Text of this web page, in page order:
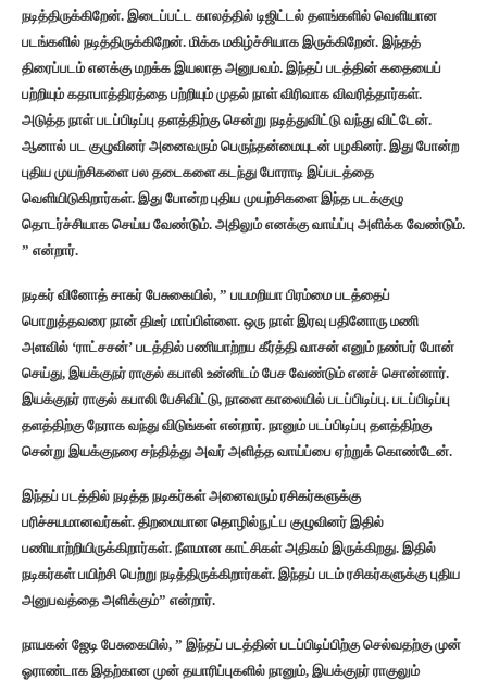
நடித்திருக்கிறேன். இடைப்பட்ட காலத்தில் டிஜிட்டல் தளங்களில் வெளியான
படங்களில் நடித்திருக்கிறேன். மிக்க மகிழ்ச்சியாக இருக்கிறேன். இந்தத்
திரைப்படம் எனக்கு மறக்க இயலாத அனுபவம். இந்தப் படத்தின் கதையைப்
பற்றியும் கதாபாத்திரத்தை பற்றியும் முதல் நாள் விரிவாக விவரித்தார்கள்.
அடுத்த நாள் படப்பிடிப்பு தளத்திற்கு சென்று நடித்துவிட்டு வந்து விட்டேன்.
ஆனால் பட குழுவினர் அனைவரும் பெருந்தன்மையுடன் பழகினர். இது போன்ற
புதிய முயற்சிகளை பல தடைகளை கடந்து போராடி இப்படத்தை
வெளியிடுகிறார்கள். இது போன்ற புதிய முயற்சிகளை இந்த படக்குழு
தொடர்ச்சியாக செய்ய வேண்டும். அதிலும் எனக்கு வாய்ப்பு அளிக்க வேண்டும்.
” என்றார்.
நடிகர் வினோத் சாகர் பேசுகையில், ” பயமறியா பிரம்மை படத்தைப்
பொறுத்தவரை நான் திடீர் மாப்பிள்ளை.‌ ஒரு நாள் இரவு பதினோரு மணி
அளவில் ‘ராட்சசன்’ படத்தில் பணியாற்றய கீர்த்தி வாசன் எனும் நண்பர் போன்
செய்து, இயக்குநர் ராகுல் கபாலி உன்னிடம் பேச வேண்டும் எனச் சொன்னார்.
இயக்குநர் ராகுல் கபாலி பேசிவிட்டு, நாளை காலையில் படப்பிடிப்பு. படப்பிடிப்பு
தளத்திற்கு நேராக வந்து விடுங்கள் என்றார். நானும் படப்பிடிப்பு தளத்திற்கு
சென்று இயக்குநரை சந்தித்து அவர் அளித்த வாய்ப்பை ஏற்றுக் கொண்டேன்.
இந்தப் படத்தில் நடித்த நடிகர்கள் அனைவரும் ரசிகர்களுக்கு
பரிச்சயமானவர்கள். திறமையான தொழில்நுட்ப குழுவினர் இதில்
பணியாற்றியிருக்கிறார்கள். நீளமான காட்சிகள் அதிகம் இருக்கிறது. இதில்
நடிகர்கள் பயிற்சி பெற்று நடித்திருக்கிறார்கள். இந்தப் படம் ரசிகர்களுக்கு புதிய
அனுபவத்தை அளிக்கும்” என்றார்.
நாயகன் ஜேடி பேசுகையில், ” இந்தப் படத்தின் படப்பிடிப்பிற்கு செல்வதற்கு முன்
ஓராண்டாக இதற்கான முன் தயாரிப்புகளில் நானும், இயக்குநர் ராகுலும்